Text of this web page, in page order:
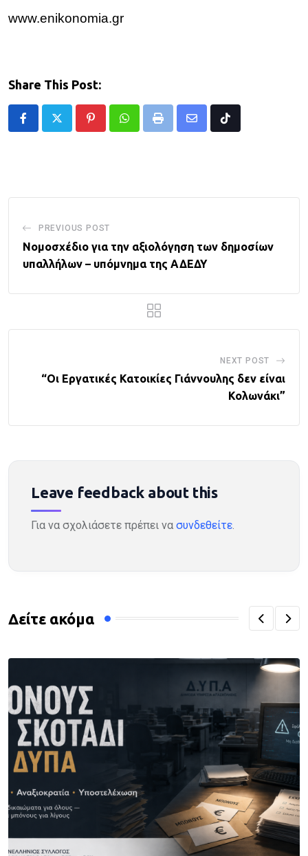
www.enikonomia.gr
Share This Post:
PinterestWhatsappPrint
Share
Tiktok
PREVIOUS POST
Νομοσχέδιο για την αξιολόγηση των δημοσίων
υπαλλήλων – υπόμνημα της ΑΔΕΔΥ
NEXT POST
“Οι Εργατικές Κατοικίες Γιάννουλης δεν είναι
Κολωνάκι”
Leave feedback about this
Για να σχολιάσετε πρέπει να συνδεθείτε.
Δείτε ακόμα